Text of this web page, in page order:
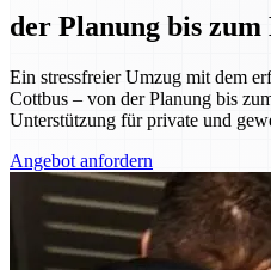
der Planung bis zum
Ein stressfreier Umzug mit dem
Cottbus – von der Planung bis
Unterstützung für private und
Angebot anfordern